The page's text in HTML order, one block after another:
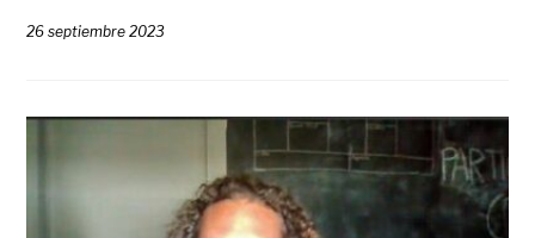
26 septiembre 2023